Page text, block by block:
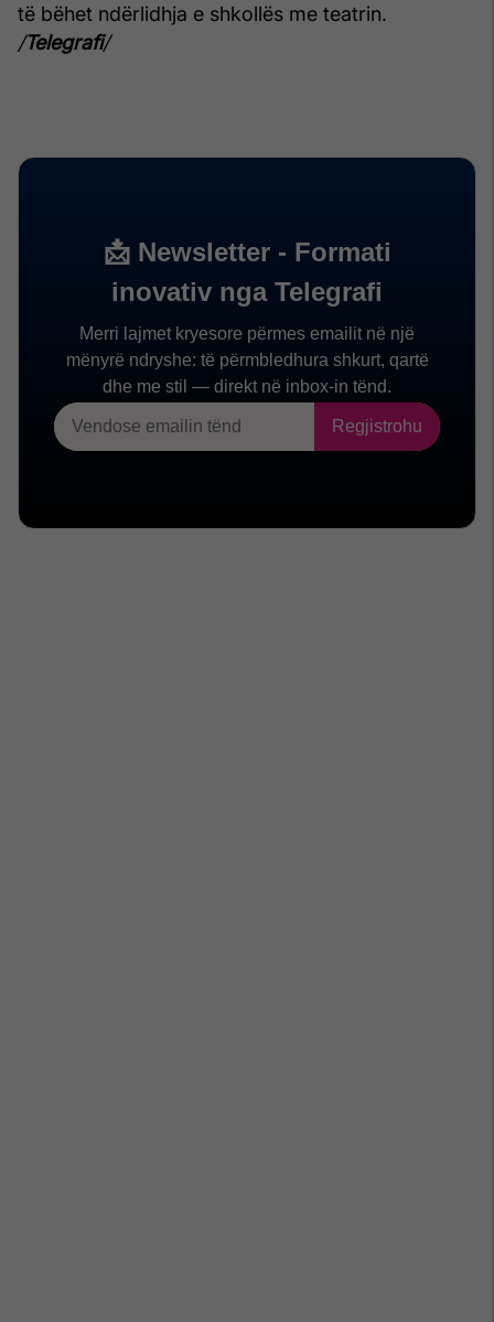
të bëhet ndërlidhja e shkollës me teatrin.
/Telegrafi/